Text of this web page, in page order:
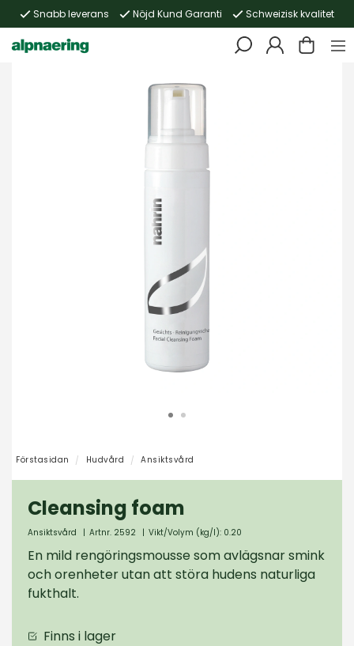
Snabb leverans Nöjd Kund Garanti Schweizisk kvalitet
Förstasidan Hudvård Ansiktsvård
Cleansing foam
Ansiktsvård | Artnr. 2592 | Vikt/Volym (kg/l): 0.20
En mild rengöringsmousse som avlägsnar smink
och orenheter utan att störa hudens naturliga
fukthalt.
Finns i lager